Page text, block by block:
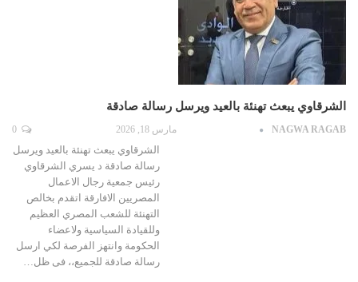
الشرقاوي يبعث تهنئة بالعيد ويرسل رسالة صادقة
NAGWA RAGAB مارس 18, 2026
الشرقاوي يبعث تهنئة بالعيد ويرسل
رسالة صادقة د يسري الشرقاوي
رئيس جمعية رجال الاعمال
المصريين الافارقة اتقدم بخالص
التهنئة للشعب المصري العظيم
وللقيادة السياسية ولاعضاء
الحكومة وانتهز الفرصة لكي ارسل
رسالة صادقة للجميع،، فى ظل…